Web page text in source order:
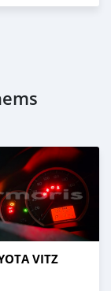
VITZ